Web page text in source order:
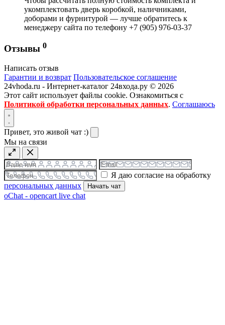
укомплектовать дверь коробкой, наличниками,
доборами и фурнитурой — лучше обратитесь к
менеджеру сайта по телефону +7 (905) 976-03-37
Отзывы 0
Написать отзыв
Гарантии и возврат Пользовательское соглашение
24vhoda.ru - Интернет-каталог 24входа.ру © 2026
Этот сайт использует файлы cookie. Ознакомиться с
Политикой обработки персональных данных. Соглашаюсь
Привет, это живой чат :)
Мы на связи
Я даю согласие на обработку
персональных данных
Начать чат
oChat - opencart live chat